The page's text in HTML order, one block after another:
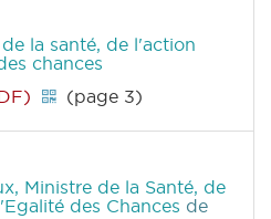
la santé, de l'action
chances
(page 3)
Ministre de la Santé, de
des Chances de